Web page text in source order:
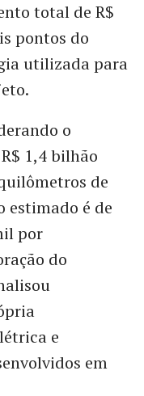
total de R$
pontos do
utilizada para
o
1,4 bilhão
de
estimado é de
por
do
e
em